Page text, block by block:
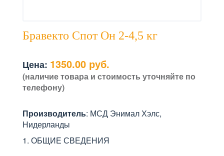
Бравекто Спот Он 2-4,5 кг
Цена: 1350.00 руб.
(наличие товара и стоимость уточняйте по
телефону)
Производитель: МСД Энимал Хэлс,
Нидерланды
1. ОБЩИЕ СВЕДЕНИЯ